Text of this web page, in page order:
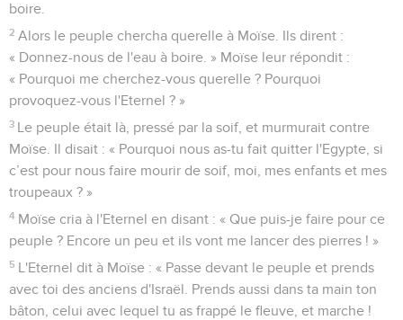
boire.
2 Alors le peuple chercha querelle à Moïse. Ils dirent :
« Donnez-nous de l'eau à boire. » Moïse leur répondit :
« Pourquoi me cherchez-vous querelle ? Pourquoi
provoquez-vous l'Eternel ? »
3 Le peuple était là, pressé par la soif, et murmurait contre
Moïse. Il disait : « Pourquoi nous as-tu fait quitter l'Egypte, si
c’est pour nous faire mourir de soif, moi, mes enfants et mes
troupeaux ? »
4 Moïse cria à l'Eternel en disant : « Que puis-je faire pour ce
peuple ? Encore un peu et ils vont me lancer des pierres ! »
5 L'Eternel dit à Moïse : « Passe devant le peuple et prends
avec toi des anciens d'Israël. Prends aussi dans ta main ton
bâton, celui avec lequel tu as frappé le fleuve, et marche !